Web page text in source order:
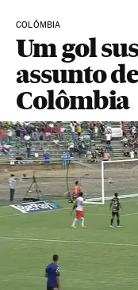
COLÔMBIA
Um gol
assunto
Colômbia